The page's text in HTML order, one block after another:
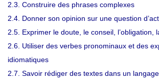
2.3. Construire des phrases complexes
2.4. Donner son opinion sur une question
2.5. Exprimer le doute, le conseil, l’obligation,
2.6. Utiliser des verbes pronominaux et des
idiomatiques
2.7. Savoir rédiger des textes dans un